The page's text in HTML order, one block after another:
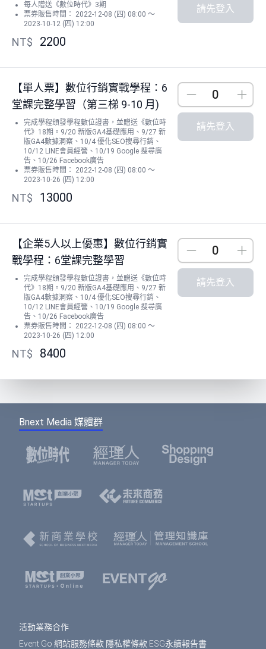
每人贈送《數位時代》3期
票券販售時間： 2022-12-08 (四) 08:00 ～
2023-10-12 (四) 12:00
NT$ 2200
請先登入
【單人票】數位行銷實戰學程：6
堂課完整學習（第三梯 9-10 月)
完成學程頒發學程數位證書，並贈送《數位時
代》18期。9/20 新版GA4基礎應用、9/27 新
版GA4數據洞察、10/4 優化SEO搜尋行銷、
10/12 LINE會員經營、10/19 Google 搜尋廣
告、10/26 Facebook廣告
票券販售時間： 2022-12-08 (四) 08:00 ～
2023-10-26 (四) 12:00
NT$ 13000
Down
請先登入
【企業5人以上優惠】數位行銷實
戰學程：6堂課完整學習
完成學程頒發學程數位證書，並贈送《數位時
代》18期。9/20 新版GA4基礎應用、9/27 新
版GA4數據洞察、10/4 優化SEO搜尋行銷、
10/12 LINE會員經營、10/19 Google 搜尋廣
告、10/26 Facebook廣告
票券販售時間： 2022-12-08 (四) 08:00 ～
2023-10-26 (四) 12:00
NT$ 8400
Down
請先登入
Bnext Media 媒體群
活動業務合作
Event Go 網站服務條款 隱私權條款 ESG永續報告書